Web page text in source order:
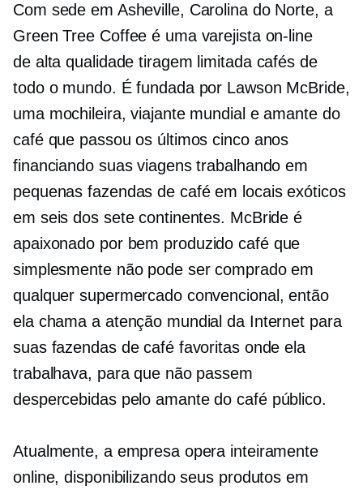
Com sede em Asheville, Carolina do Norte, a
Green Tree Coffee é uma varejista on-line
de alta qualidade tiragem limitadacafés de
todo o mundo. É fundada por Lawson McBride,
uma mochileira, viajante mundial e amante do
café que passou os últimos cinco anos
financiando suas viagens trabalhando em
pequenas fazendas de café em locais exóticos
em seis dos sete continentes. McBride é
apaixonado por bem produzido café que
simplesmente não pode ser comprado em
qualquer supermercado convencional, então
ela chama a atenção mundial da Internet para
suas fazendas de café favoritas onde ela
trabalhava, para que não passem
despercebidas peloamante do cafépúblico.
Atualmente, a empresa opera inteiramente
online, disponibilizando seus produtos em